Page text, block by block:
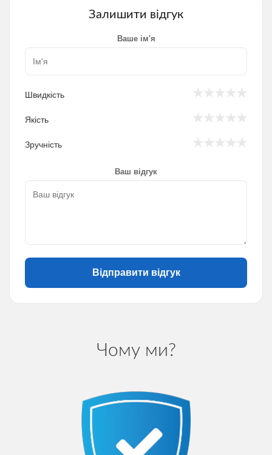
Залишити відгук
Ваше ім'я
Швидкість
Якість
Зручність
Ваш відгук
Відправити відгук
Чому ми?